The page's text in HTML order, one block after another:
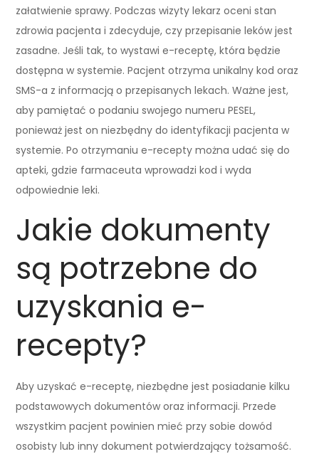
załatwienie sprawy. Podczas wizyty lekarz oceni stan
zdrowia pacjenta i zdecyduje, czy przepisanie leków jest
zasadne. Jeśli tak, to wystawi e-receptę, która będzie
dostępna w systemie. Pacjent otrzyma unikalny kod oraz
SMS-a z informacją o przepisanych lekach. Ważne jest,
aby pamiętać o podaniu swojego numeru PESEL,
ponieważ jest on niezbędny do identyfikacji pacjenta w
systemie. Po otrzymaniu e-recepty można udać się do
apteki, gdzie farmaceuta wprowadzi kod i wyda
odpowiednie leki.
Jakie dokumenty
są potrzebne do
uzyskania e-
recepty?
Aby uzyskać e-receptę, niezbędne jest posiadanie kilku
podstawowych dokumentów oraz informacji. Przede
wszystkim pacjent powinien mieć przy sobie dowód
osobisty lub inny dokument potwierdzający tożsamość.